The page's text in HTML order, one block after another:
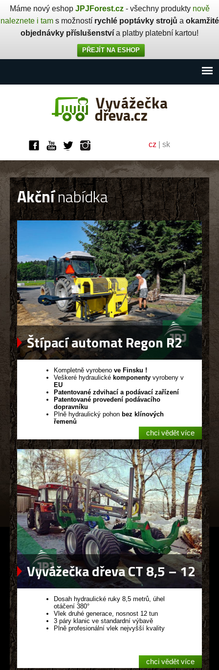
Máme nový eshop JPJForest.cz- všechny produkty nově
naleznete i tams možností rychlé poptávky strojů a okamžité
objednávky příslušenství a platby platební kartou!
PŘEJÍT NA ESHOP
cz sk
Akčnínabídka
Štípací automat Regon R2
Kompletně vyrobeno ve Finsku !
Veškeré hydraulické komponenty vyrobeny v
EU
Patentované zdvihací a podávací zařízení
Patentované provedení podávacího
dopravníku
Plně hydraulický pohon bez klínových
řemenů
chci vědět více
Vyvážečka dřeva CT 8,5 – 12
Dosah hydraulické ruky 8,5 metrů, úhel
otáčení 380°
Vlek druhé generace, nosnost 12 tun
3 páry klanic ve standardní výbavě
Plně profesionální vlek nejvyšší kvality
chci vědět více